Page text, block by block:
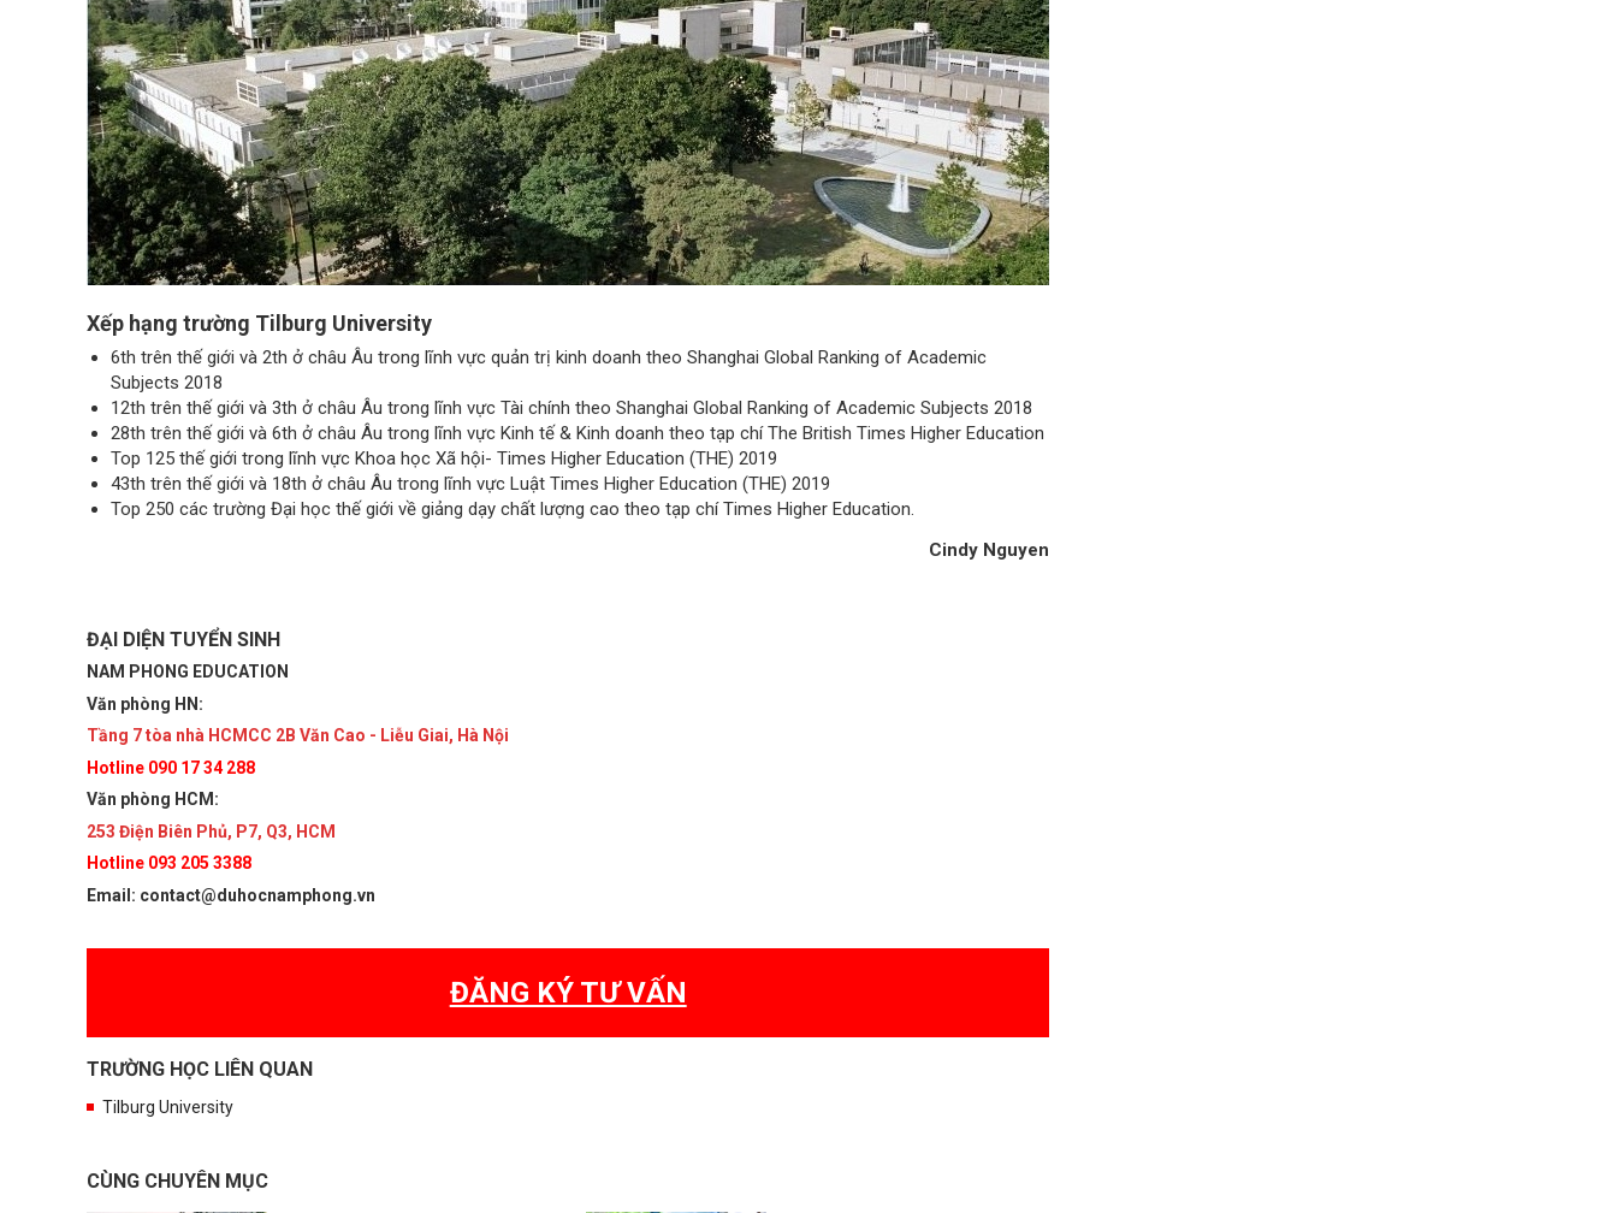
Xếp hạng trường Tilburg University
6th trên thế giới và 2th ở châu Âu trong lĩnh vực quản trị kinh doanh theo Shanghai Global Ranking of Academic
Subjects 2018
12th trên thế giới và 3th ở châu Âu trong lĩnh vực Tài chính theo Shanghai Global Ranking of Academic Subjects 2018
28th trên thế giới và 6th ở châu Âu trong lĩnh vực Kinh tế & Kinh doanh theo tạp chí The British Times Higher Education
Top 125 thế giới trong lĩnh vực Khoa học Xã hội- Times Higher Education (THE) 2019
43th trên thế giới và 18th ở châu Âu trong lĩnh vực Luật Times Higher Education (THE) 2019
Top 250 các trường Đại học thế giới về giảng dạy chất lượng cao theo tạp chí Times Higher Education.
Cindy Nguyen
ĐẠI DIỆN TUYỂN SINH
NAM PHONG EDUCATION
Văn phòng HN:
Tầng 7 tòa nhà HCMCC 2B Văn Cao - Liễu Giai, Hà Nội
Hotline 090 17 34 288
Văn phòng HCM:
253 Điện Biên Phủ, P7, Q3, HCM
Hotline 093 205 3388
Email: contact@duhocnamphong.vn
ĐĂNG KÝ TƯ VẤN
TRƯỜNG HỌC LIÊN QUAN
Tilburg University
CÙNG CHUYÊN MỤC